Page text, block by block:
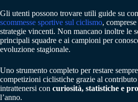
Gli utenti possono trovare utili guide su
scommesse sportive sul ciclismo,
strategie vincenti. Non mancano inoltre le
principali squadre e ai campioni per
evoluzione stagionale.
Uno strumento completo per restare
competizioni ciclistiche grazie al
intrattenersi con curiosità, statistiche e
l’anno.